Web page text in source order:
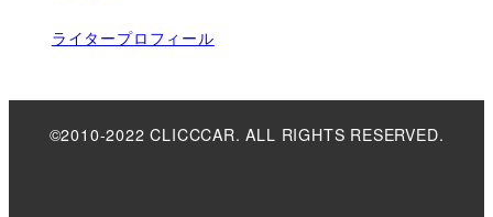
ライタープロフィール
©2010-2022 CLICCCAR. ALL RIGHTS RESERVED.